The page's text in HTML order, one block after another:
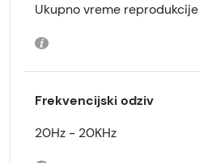
Ukupno vreme reprodukcije
Frekvencijski odziv
20Hz - 20KHz